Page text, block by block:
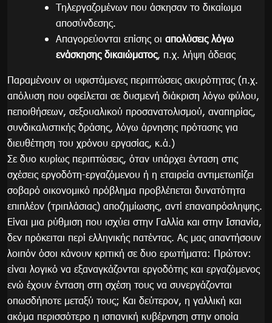
Τηλεργαζομένων που άσκησαν το δικαίωμα
αποσύνδεσης.
Απαγορεύονται επίσης οι απολύσεις λόγω
ενάσκησης δικαιώματος, π.χ. λήψη άδειας
Παραμένουν οι υφιστάμενες περιπτώσεις ακυρότητας (π.χ.
απόλυση που οφείλεται σε δυσμενή διάκριση λόγω φύλου,
πεποιθήσεων, σεξουαλικού προσανατολισμού, αναπηρίας,
συνδικαλιστικής δράσης, λόγω άρνησης πρότασης για
διευθέτηση του χρόνου εργασίας, κ.ά.)
Σε δυο κυρίως περιπτώσεις, όταν υπάρχει ένταση στις
σχέσεις εργοδότη-εργαζόμενου ή η εταιρεία αντιμετωπίζει
σοβαρό οικονομικό πρόβλημα προβλέπεται δυνατότητα
επιπλέον (τριπλάσιας) αποζημίωσης, αντί επαναπρόσληψης.
Είναι μια ρύθμιση που ισχύει στην Γαλλία και στην Ισπανία,
δεν πρόκειται περί ελληνικής πατέντας. Ας μας απαντήσουν
λοιπόν όσοι κάνουν κριτική σε δυο ερωτήματα: Πρώτον:
είναι λογικό να εξαναγκάζονται εργοδότης και εργαζόμενος
ενώ έχουν ένταση στη σχέση τους να συνεργάζονται
οπωσδήποτε μεταξύ τους; Και δεύτερον, η γαλλική και
ακόμα περισσότερο η ισπανική κυβέρνηση στην οποία